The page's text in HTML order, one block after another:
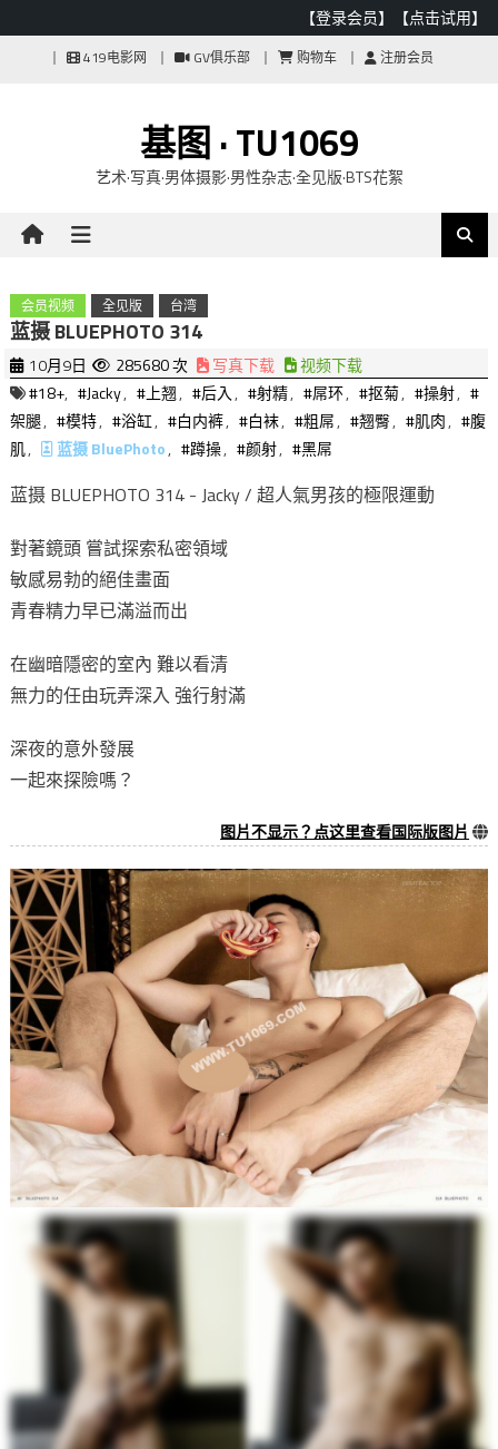
【登录会员】 【点击试用】
419电影网 GV俱乐部 购物车 注册会员
基图 · TU1069
艺术·写真·男体摄影·男性杂志·全见版·BTS花絮
会员视频 全见版 台湾
蓝摄 BLUEPHOTO 314
10月9日 285680 次 写真下载
视频下载
#18+, #Jacky, #上翘, #后入 , #射精, #屌环, #抠菊, #操射, #
架腿, #模特, #浴缸, #白内裤, #白袜, #粗屌, #翘臀, #肌肉, #腹
肌, 蓝摄 BluePhoto, #蹲操, #颜射, #黑屌
蓝摄 BLUEPHOTO 314 - Jacky / 超人氣男孩的極限運動
對著鏡頭 嘗試探索私密領域
敏感易勃的絕佳畫面
青春精力早已滿溢而出
在幽暗隱密的室內 難以看清
無力的任由玩弄深入 強行射滿
深夜的意外發展
一起來探險嗎？
图片不显示？点这里查看国际版图片